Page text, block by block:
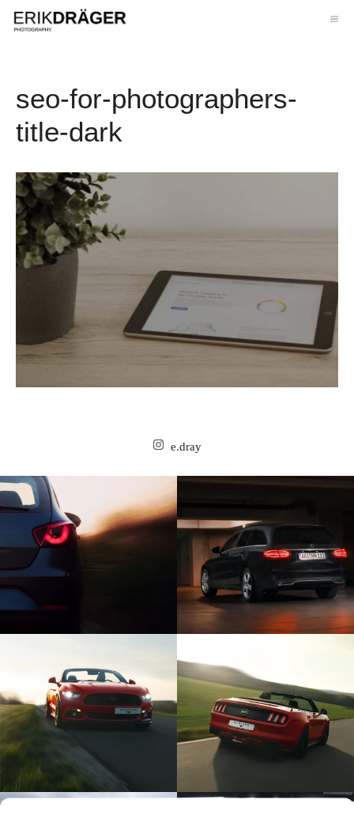
Zum
Inhalt
seo-for-photographers-
title-dark
e.dray